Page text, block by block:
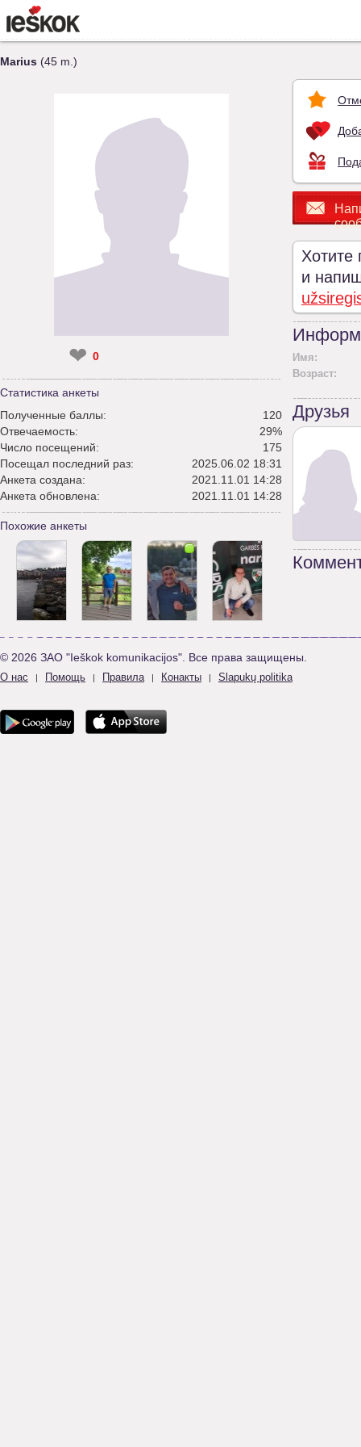
Marius (45 m.)
❤ 0
Статистика анкеты
Полученные баллы:
120
Отвечаемость:
29%
Число посещений:
175
Посещал последний раз:
2025.06.02 18:31
Анкета создана:
2021.11.01 14:28
Анкета обновлена:
2021.11.01 14:28
Похожие анкеты
Хотите
и
Имя:
Возраст:
Друзья
© 2026 ЗАО "Ieškok komunikacijos". Все права защищены.
О нас | Помощь | Правила | Конакты | Slapukų politika